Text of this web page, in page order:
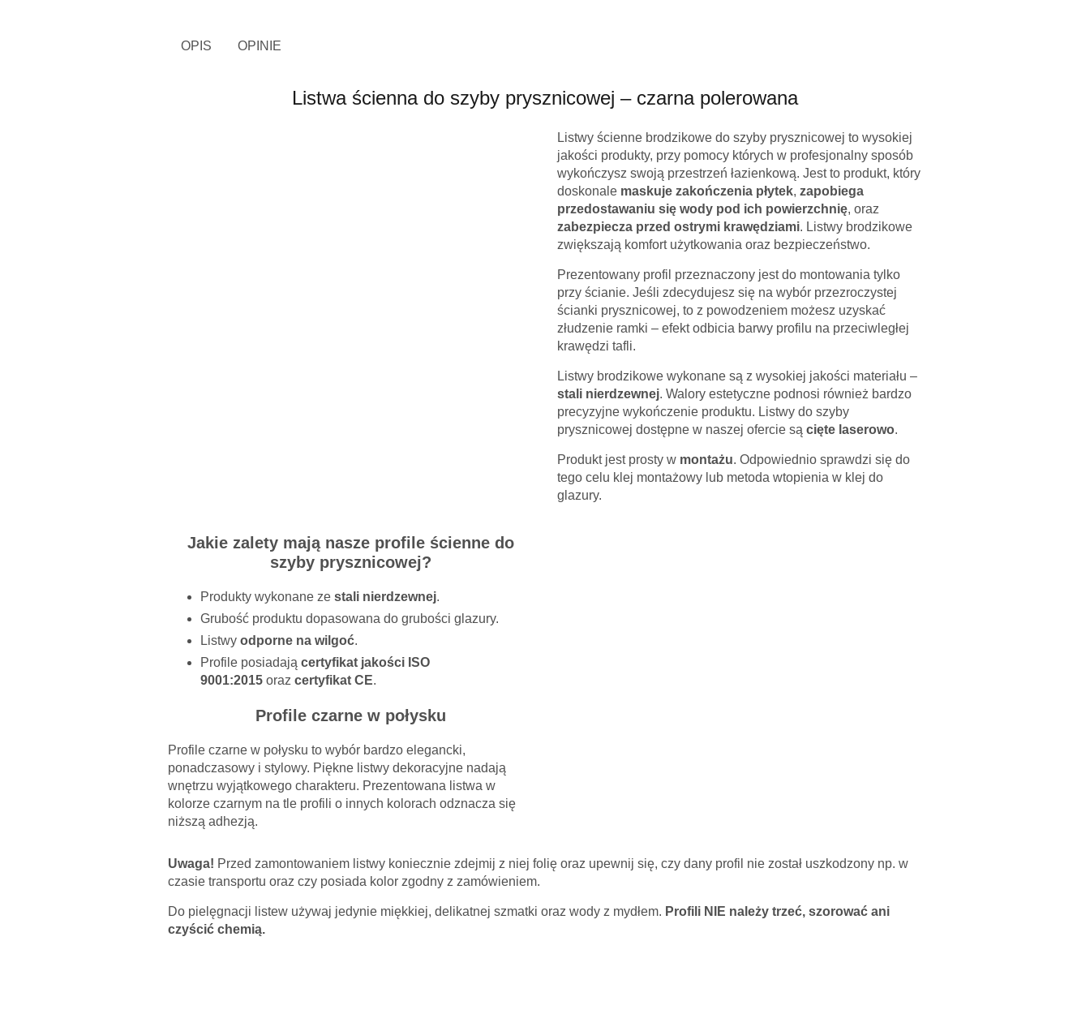
OPIS OPINIE
Listwa ścienna do szyby prysznicowej – czarna polerowana
Listwy ścienne brodzikowe do szyby prysznicowej to wysokiej
jakości produkty, przy pomocy których w profesjonalny sposób
wykończysz swoją przestrzeń łazienkową. Jest to produkt, który
doskonale maskuje zakończenia płytek, zapobiega
przedostawaniu się wody pod ich powierzchnię, oraz
zabezpiecza przed ostrymi krawędziami. Listwy brodzikowe
zwiększają komfort użytkowania oraz bezpieczeństwo.
Prezentowany profil przeznaczony jest do montowania tylko
przy ścianie. Jeśli zdecydujesz się na wybór przezroczystej
ścianki prysznicowej, to z powodzeniem możesz uzyskać
złudzenie ramki – efekt odbicia barwy profilu na przeciwległej
krawędzi tafli.
Listwy brodzikowe wykonane są z wysokiej jakości materiału –
stali nierdzewnej. Walory estetyczne podnosi również bardzo
precyzyjne wykończenie produktu. Listwy do szyby
prysznicowej dostępne w naszej ofercie są cięte laserowo.
Produkt jest prosty w montażu. Odpowiednio sprawdzi się do
tego celu klej montażowy lub metoda wtopienia w klej do
glazury.
Jakie zalety mają nasze profile ścienne do
szyby prysznicowej?
Produkty wykonane ze stali nierdzewnej.
Grubość produktu dopasowana do grubości glazury.
Listwy odporne na wilgoć.
Profile posiadają certyfikat jakości ISO
9001:2015 oraz certyfikat CE.
Profile czarne w połysku
Profile czarne w połysku to wybór bardzo elegancki,
ponadczasowy i stylowy. Piękne listwy dekoracyjne nadają
wnętrzu wyjątkowego charakteru. Prezentowana listwa w
kolorze czarnym na tle profili o innych kolorach odznacza się
niższą adhezją.
Uwaga! Przed zamontowaniem listwy koniecznie zdejmij z niej folię oraz upewnij się, czy dany profil nie został uszkodzony np. w
czasie transportu oraz czy posiada kolor zgodny z zamówieniem.
Do pielęgnacji listew używaj jedynie miękkiej, delikatnej szmatki oraz wody z mydłem. Profili NIE należy trzeć, szorować ani
czyścić chemią.
Pytanie *
* Pola wymagane
Z uwagi dużą ilość spamu, wymagana jest weryfikacja.
Anuluj